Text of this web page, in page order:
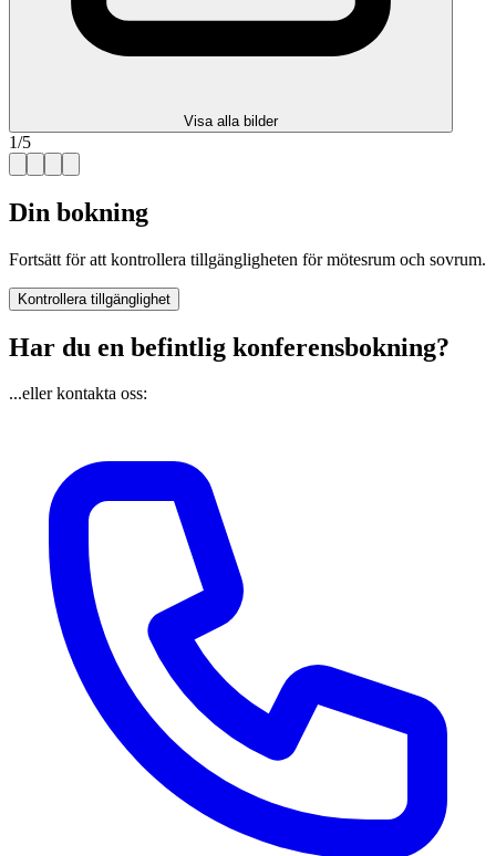
Visa alla bilder
1/5
Din bokning
Fortsätt för att kontrollera tillgängligheten för mötesrum och sovrum.
Kontrollera tillgänglighet
Har du en befintlig konferensbokning?
...eller kontakta oss: